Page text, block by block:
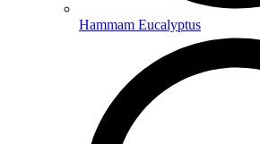
Hammam Eucalyptus